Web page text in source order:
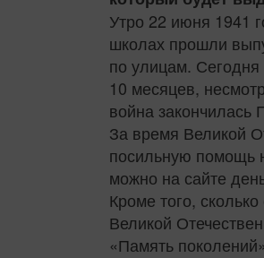
Утро 22 июня 1941
школах прошли
по улицам.
10 месяцев,
война закончилась
За время Великой
посильную помощь
можно на сайте
Кроме того,
Великой
«Память